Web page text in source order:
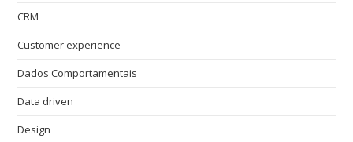
CRM
Customer experience
Dados Comportamentais
Data driven
Design